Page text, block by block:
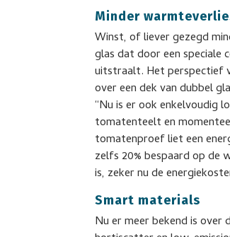
Minder
Winst, of liever gezegd
glas dat door een
uitstraalt. Het perspectief
over een dek van dubbel
“Nu is er ook enkelvoudig
tomatenteelt en
tomatenproef liet een
zelfs 20% bespaard op de
is, zeker nu de
Smart materials
Nu er meer bekend is over